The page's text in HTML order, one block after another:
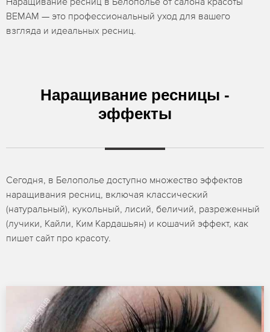
BEMAM — это профессиональный уход для вашего
взгляда и идеальных ресниц.
Наращивание ресницы -
эффекты
Сегодня, в Белополье доступно множество эффектов
наращивания ресниц, включая классический
(натуральный), кукольный, лисий, беличий, разреженный
(лучики, Кайли, Ким Кардашьян) и кошачий эффект, как
пишет сайт про красоту.